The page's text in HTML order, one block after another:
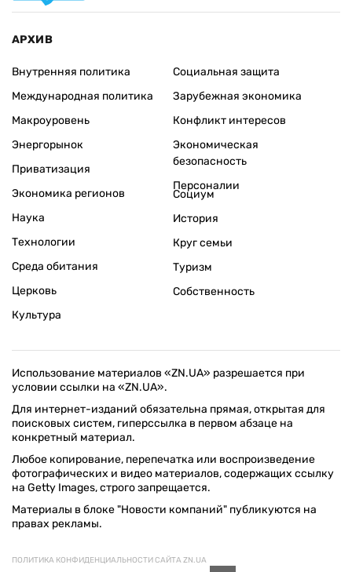
АРХИВ
Внутренняя политика
Международная политика
Макроуровень
Энергорынок
Приватизация
Экономика регионов
Социальная защита
Зарубежная экономика
Конфликт интересов
Экономическая
безопасность
Персоналии
Наука
Технологии
Среда обитания
Церковь
Культура
Социум
История
Круг семьи
Туризм
Собственность
Использование материалов «ZN.UA» разрешается при
условии ссылки на «ZN.UA».
Для интернет-изданий обязательна прямая, открытая для
поисковых систем, гиперссылка в первом абзаце на
конкретный материал.
Любое копирование, перепечатка или воспроизведение
фотографических и видео материалов, содержащих ссылку
на Getty Images, строго запрещается.
Материалы в блоке "Новости компаний" публикуются на
правах рекламы.
ПОЛИТИКА КОНФИДЕНЦИАЛЬНОСТИ САЙТА ZN.UA